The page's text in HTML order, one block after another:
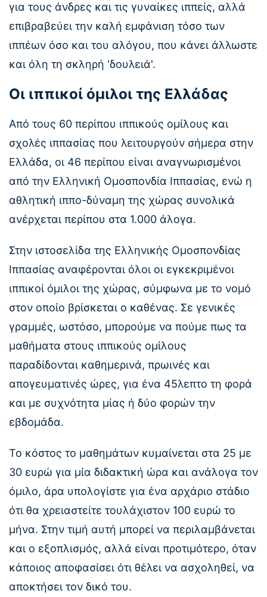
για τους άνδρες και τις γυναίκες ιππείς, αλλά
επιβραβεύει την καλή εμφάνιση τόσο των
ιππέων όσο και του αλόγου, που κάνει άλλωστε
και όλη τη σκληρή 'δουλειά'.
Οι ιππικοί όμιλοι της Ελλάδας
Από τους 60 περίπου ιππικούς ομίλους και
σχολές ιππασίας που λειτουργούν σήμερα στην
Ελλάδα, οι 46 περίπου είναι αναγνωρισμένοι
από την Ελληνική Ομοσπονδία Ιππασίας, ενώ η
αθλητική ιππο-δύναμη της χώρας συνολικά
ανέρχεται περίπου στα 1.000 άλογα.
Στην ιστοσελίδα της Ελληνικής Ομοσπονδίας
Ιππασίας αναφέρονται όλοι οι εγκεκριμένοι
ιππικοί όμιλοι της χώρας, σύμφωνα με το νομό
στον οποίο βρίσκεται ο καθένας. Σε γενικές
γραμμές, ωστόσο, μπορούμε να πούμε πως τα
μαθήματα στους ιππικούς ομίλους
παραδίδονται καθημερινά, πρωινές και
απογευματινές ώρες, για ένα 45λεπτο τη φορά
και με συχνότητα μίας ή δύο φορών την
εβδομάδα.
Το κόστος το μαθημάτων κυμαίνεται στα 25 με
30 ευρώ για μία διδακτική ώρα και ανάλογα τον
όμιλο, άρα υπολογίστε για ένα αρχάριο στάδιο
ότι θα χρειαστείτε τουλάχιστον 100 ευρώ το
μήνα. Στην τιμή αυτή μπορεί να περιλαμβάνεται
και ο εξοπλισμός, αλλά είναι προτιμότερο, όταν
κάποιος αποφασίσει ότι θέλει να ασχοληθεί, να
αποκτήσει τον δικό του.